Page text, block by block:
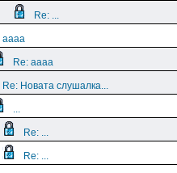
Re: ...
aaaa
Re: aaaa
Re: Новата слушалка...
...
Re: ...
Re: ...